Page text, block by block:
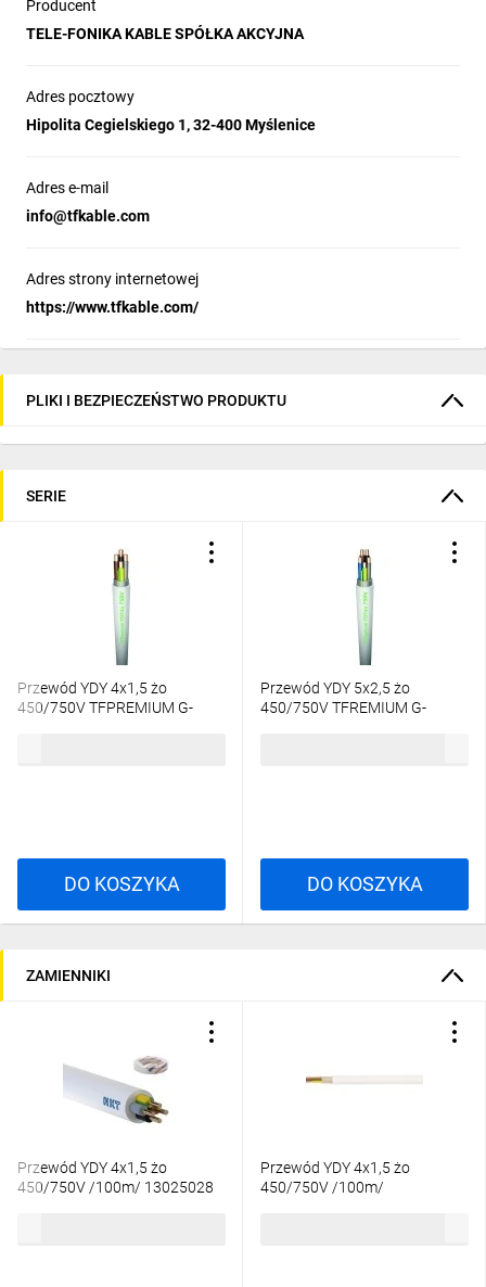
Producent
TELE-FONIKA KABLE SPÓŁKA AKCYJNA
Adres pocztowy
Hipolita Cegielskiego 1, 32-400 Myślenice
Adres e-mail
info@tfkable.com
Adres strony internetowej
https://www.tfkable.com/
PLIKI I BEZPIECZEŃSTWO PRODUKTU
SERIE
Przewód YDY 4x1,5 żo
450/750V TFPREMIUM G-
DO KOSZYKA
Przewód YDY 5x2,5 żo
450/750V TFREMIUM G-
DO KOSZYKA
ZAMIENNIKI
Przewód YDY 4x1,5 żo
450/750V /100m/ 13025028
Przewód YDY 4x1,5 żo
450/750V /100m/